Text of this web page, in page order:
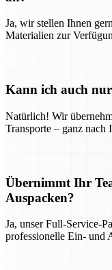
Ja, wir stellen Ihnen
Materialien zur
Kann ich auch
Natürlich! Wir
Transporte – ganz nach
Übernimmt Ihr
Auspacken?
Ja, unser Full-Service-
professionelle Ein- und